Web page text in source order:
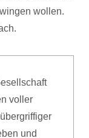
wollen.
voller
und